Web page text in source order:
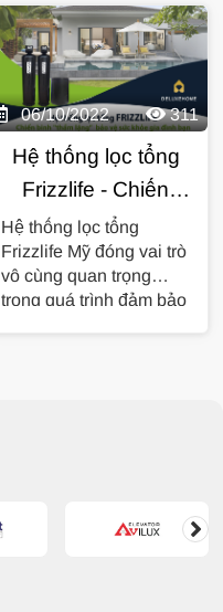
06/10/2022 311
Hệ thống lọc tổng
Frizzlife - Chiến
binh "thầm lặng"
bảo vệ sức khỏe
gia đình bạn
Hệ thống lọc tổng
Frizzlife Mỹ đóng vai trò
vô cùng quan trọng
trong quá trình đảm bảo